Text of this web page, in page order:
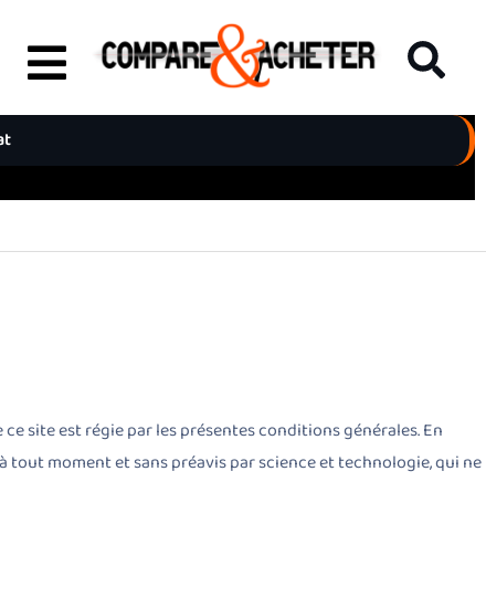
site est régie par les présentes conditions générales. En
moment et sans préavis par science et technologie, qui ne